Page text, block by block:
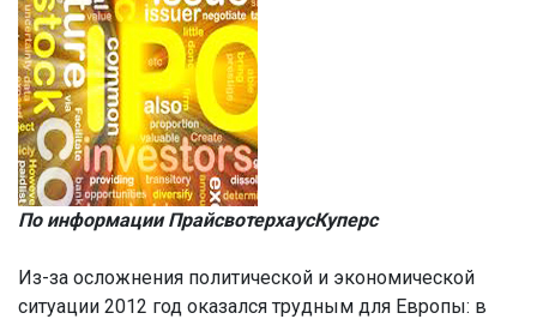
По информацииПрайсвoтерхаусКуперс
Из-за осложнения политической и экономической
ситуации 2012 год оказался трудным для Европы: в